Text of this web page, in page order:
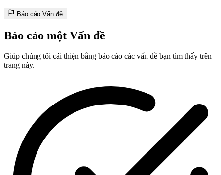
Báo cáo Vấn đề
Báo cáo một Vấn đề
Giúp chúng tôi cải thiện bằng báo cáo các vấn đề bạn tìm thấy trên
trang này.